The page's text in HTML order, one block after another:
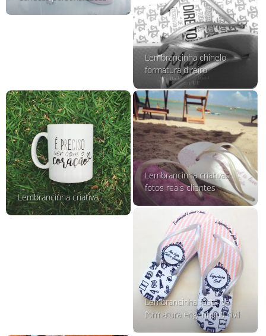
Lembrancinha chinelo
formatura direiro
Lembrancinha criativa
Lembrancinha criativas
fotos reais clientes
Lembrancinha festa de
formatura engenharia civil